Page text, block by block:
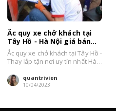
Ắc quy xe chở khách tại
Tây Hồ - Hà Nội giá bán
tốt, thay tận nơi
Ắc quy xe chở khách tại Tây Hồ -
Thay lắp tận nơi uy tín nhất Hà
quantrivien
10/04/2023